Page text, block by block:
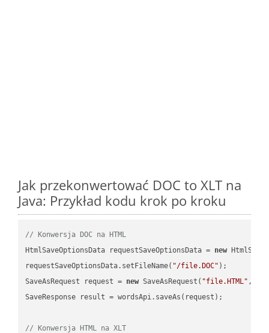
Jak przekonwertować DOC to XLT na
Java: Przykład kodu krok po kroku
// Konwersja DOC na HTML
HtmlSaveOptionsData requestSaveOptionsData = new
requestSaveOptionsData.setFileName( "/file.DOC" );
SaveAsRequest request = new SaveAsRequest( "file.HTML"
SaveResponse result = wordsApi.saveAs(request);
// Konwersja HTML na XLT